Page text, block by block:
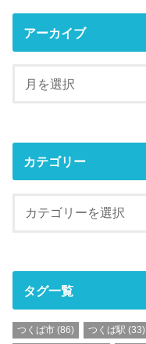
アーカイブ
カテゴリー
タグ一覧
つくば市 (86) つくば駅 (33)